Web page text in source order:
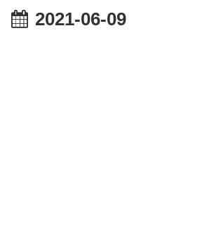
2021-06-09